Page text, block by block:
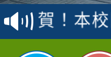
賽 洪綺
名
賀！本
倩參加
賀！本